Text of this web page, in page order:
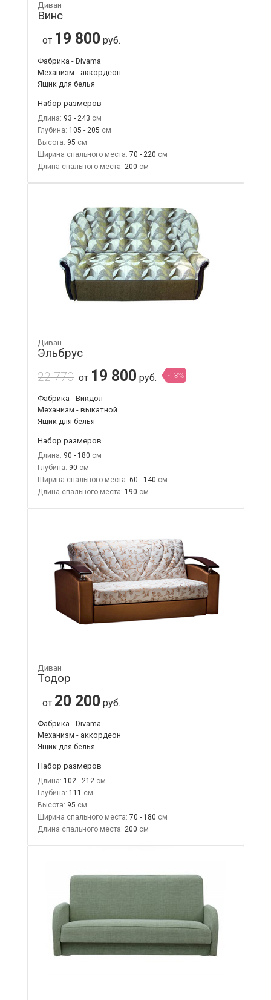
Диван
Винс
от 19 800 руб.
Фабрика - Divama
Механизм - аккордеон
Ящик для белья
Набор размеров
Длина: 93 - 243
Глубина: 105 - 205
Высота: 95
Ширина спального места: 70 - 220
Длина спального места: 200
Диван
Эльбрус
22 770 от 19 800 руб. -13%
Фабрика - Викдол
Механизм - выкатной
Ящик для белья
Набор размеров
Длина: 90 - 180
Глубина: 90
Ширина спального места: 60 - 140
Длина спального места: 190
Диван
Тодор
от 20 200 руб.
Фабрика - Divama
Механизм - аккордеон
Ящик для белья
Набор размеров
Длина: 102 - 212
Глубина: 111
Высота: 95
Ширина спального места: 70 - 180
Длина спального места: 200